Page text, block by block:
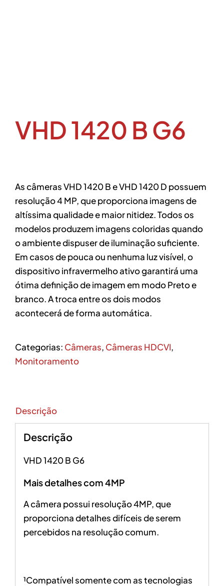
VHD 1420 B G6
As câmeras VHD 1420 B e VHD 1420 D possuem
resolução 4 MP, que proporciona imagens de
altíssima qualidade e maior nitidez. Todos os
modelos produzem imagens coloridas quando
o ambiente dispuser de iluminação suficiente.
Em casos de pouca ou nenhuma luz visível, o
dispositivo infravermelho ativo garantirá uma
ótima definição de imagem em modo Preto e
branco. A troca entre os dois modos
acontecerá de forma automática.
Categorias: Câmeras, Câmeras HDCVI,
Monitoramento
Descrição
Descrição
VHD 1420 B G6
Mais detalhes com 4MP
A câmera possui resolução 4MP, que
proporciona detalhes difíceis de serem
percebidos na resolução comum.
¹Compatível somente com as tecnologias